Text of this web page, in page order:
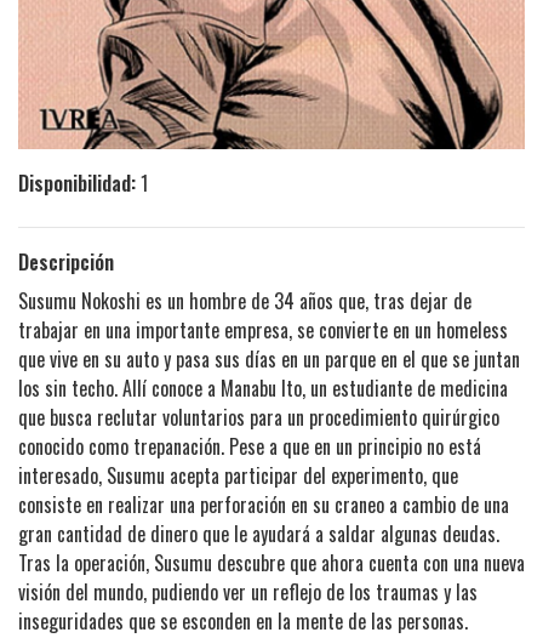
Disponibilidad:1
Descripción
Susumu Nokoshi es un hombre de 34 años que, tras dejar de
trabajar en una importante empresa, se convierte en un homeless
que vive en su auto y pasa sus días en un parque en el que se juntan
los sin techo. Allí conoce a Manabu Ito, un estudiante de medicina
que busca reclutar voluntarios para un procedimiento quirúrgico
conocido como trepanación. Pese a que en un principio no está
interesado, Susumu acepta participar del experimento, que
consiste en realizar una perforación en su craneo a cambio de una
gran cantidad de dinero que le ayudará a saldar algunas deudas.
Tras la operación, Susumu descubre que ahora cuenta con una nueva
visión del mundo, pudiendo ver un reflejo de los traumas y las
inseguridades que se esconden en la mente de las personas.